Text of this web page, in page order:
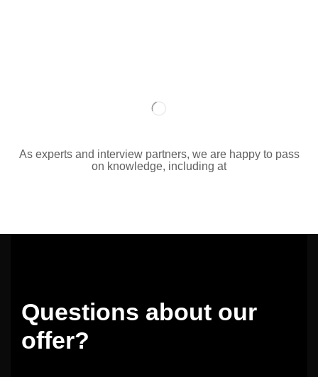
As experts and interview partners, we are happy to pass
on knowledge, including at
Questions about our
offer?